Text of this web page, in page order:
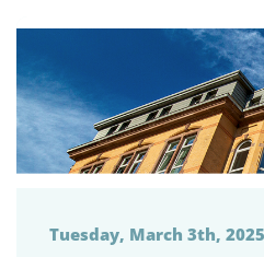
Tuesday, March 3th,